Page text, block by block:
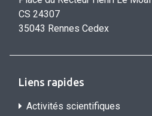
CS 24307
35043 Rennes Cedex
Liens rapides
Activités scientifiques